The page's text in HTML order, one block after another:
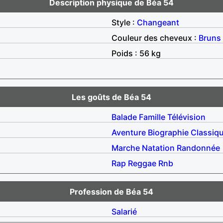
Description physique de Béa 54
Style : Changeant
Couleur des cheveux : Bruns
Poids : 56 kg
Les goûts de Béa 54
Balade Famille Télévision
Aventure Biographie
Marche Natation Randonnée
Rap Reggae Rnb
Profession de Béa 54
Salarié